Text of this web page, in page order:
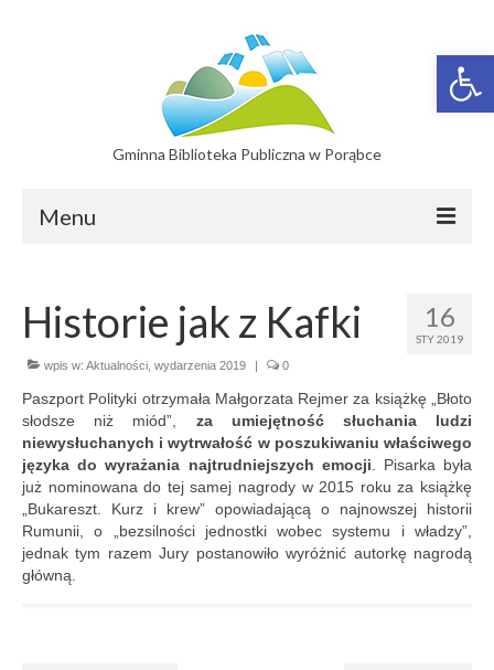
Gminna Biblioteka Publiczna w Porąbce
Menu
Filia w Bujakowie
Filia w Czańcu
Filia w Kobiernicach
Katalog On-line
Aktualności
Wydarzenia 2022
16
STY 2019
Historie jak z Kafki
wpis w: Aktualności wydarzenia 2019 | 0
Paszport Polityki otrzymała Małgorzata Rejmer za książkę „Błoto
słodsze niż miód”, za umiejętność słuchania ludzi
niewysłuchanych i wytrwałość w poszukiwaniu właściwego
języka do wyrażania najtrudniejszych emocji . Pisarka była
już nominowana do tej samej nagrody w 2015 roku za książkę
„Bukareszt. Kurz i krew” opowiadającą o najnowszej historii
Rumunii, o „bezsilności jednostki wobec systemu i władzy”,
jednak tym razem Jury postanowiło wyróżnić autorkę nagrodą
główną.